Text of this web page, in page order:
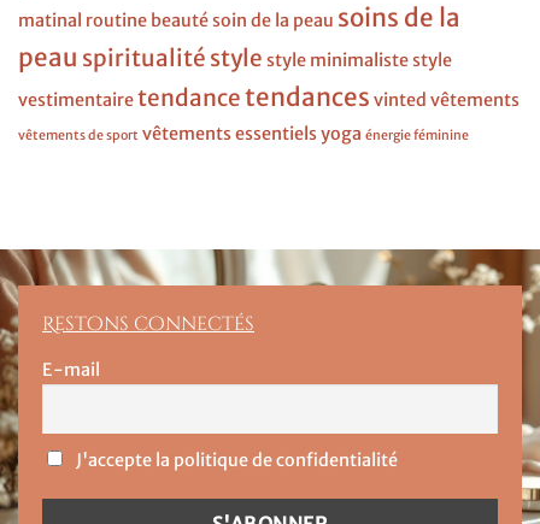
matinal routine beautésoin de la peau soins de la
peau spiritualité style style minimalistestyle
vestimentairetendancetendances vinted vêtements
vêtements de sport vêtements essentielsyoga énergie féminine
Restons connectés
E-mail
J'accepte la politique de confidentialité